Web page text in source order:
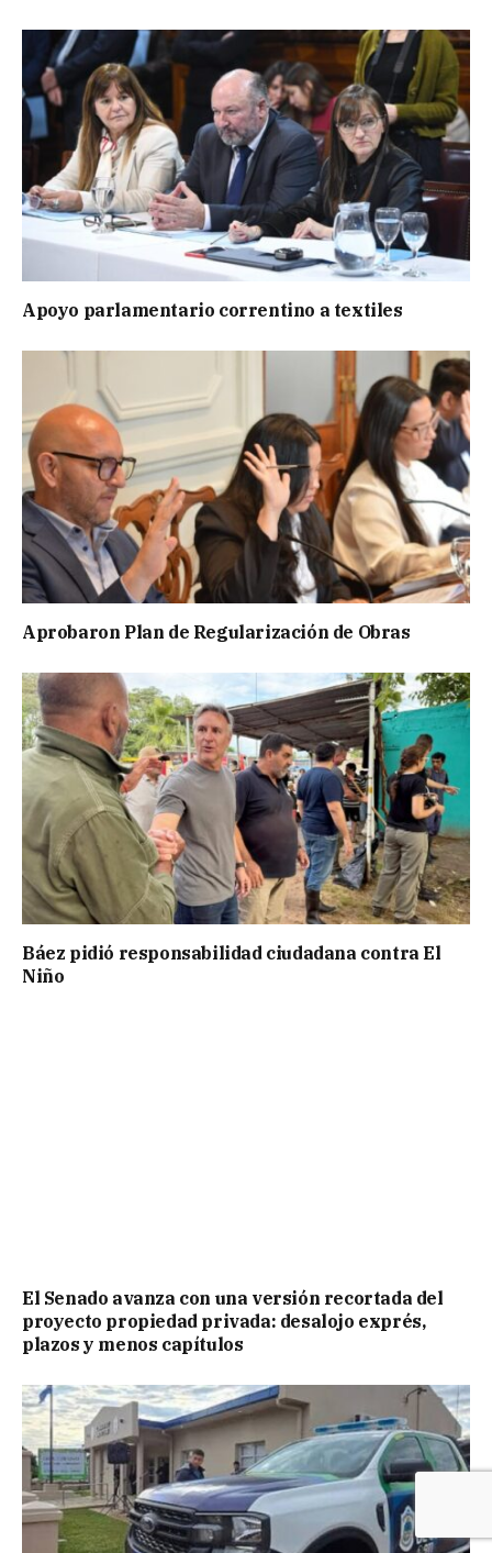
Apoyo parlamentario correntino a textiles
Aprobaron Plan de Regularización de Obras
Báez pidió responsabilidad ciudadana contra El
Niño
El Senado avanza con una versión recortada del
proyecto propiedad privada: desalojo exprés,
plazos y menos capítulos